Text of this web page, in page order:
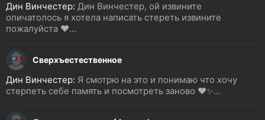
Дин Винчестер: Дин Винчестер, ой извините
опичатолось я хотела написать стереть извините
пожалуйста ❤️...
Сверхъестественное
Дин Винчестер: Я смотрю на это и понимаю что хочу
стерпеть себе память и посмотреть заново ❤️✨...